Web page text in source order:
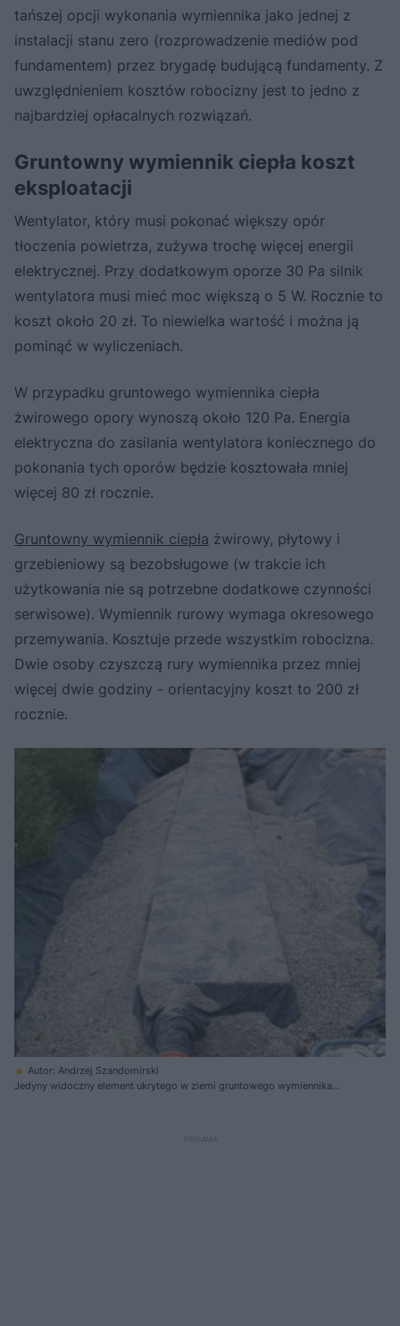
tańszej opcji wykonania wymiennika jako jednej z
instalacji stanu zero (rozprowadzenie mediów pod
fundamentem) przez brygadę budującą fundamenty. Z
uwzględnieniem kosztów robocizny jest to jedno z
najbardziej opłacalnych rozwiązań.
Gruntowny wymiennik ciepła koszt
eksploatacji
Wentylator, który musi pokonać większy opór
tłoczenia powietrza, zużywa trochę więcej energii
elektrycznej. Przy dodatkowym oporze 30 Pa silnik
wentylatora musi mieć moc większą o 5 W. Rocznie to
koszt około 20 zł. To niewielka wartość i można ją
pominąć w wyliczeniach.
W przypadku gruntowego wymiennika ciepła
żwirowego opory wynoszą około 120 Pa. Energia
elektryczna do zasilania wentylatora koniecznego do
pokonania tych oporów będzie kosztowała mniej
więcej 80 zł rocznie.
Gruntowny wymiennik ciepła żwirowy, płytowy i
grzebieniowy są bezobsługowe (w trakcie ich
użytkowania nie są potrzebne dodatkowe czynności
serwisowe). Wymiennik rurowy wymaga okresowego
przemywania. Kosztuje przede wszystkim robocizna.
Dwie osoby czyszczą rury wymiennika przez mniej
więcej dwie godziny - orientacyjny koszt to 200 zł
rocznie.
Autor: Andrzej Szandomirski
Jedyny widoczny element ukrytego w ziemi gruntowego wymiennika